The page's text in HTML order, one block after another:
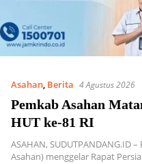
Asahan, Berita 4 Agustus 2026
Pemkab Asahan
HUT ke-81 RI
ASAHAN, SUDUTPANDANG.ID
Asahan) menggelar Rapat